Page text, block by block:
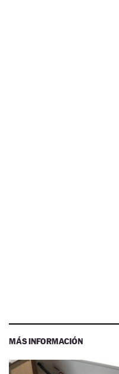
MÁS INFORMACIÓN